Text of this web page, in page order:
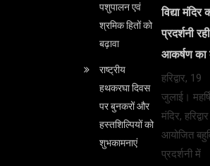
पशुपालन एवं
श्रमिक हितों को
बढ़ावा
राष्ट्रीय
हथकरघा दिवस
पर बुनकरों और
हस्तशिल्पियों को
शुभकामनाएं
विद्या मंदिर
प्रदर्शनी रही
आकर्षण का
हरिद्वार, 19
जुलाई। महर्षि
मंदिर,
आयोजित
प्रदर्शनी में